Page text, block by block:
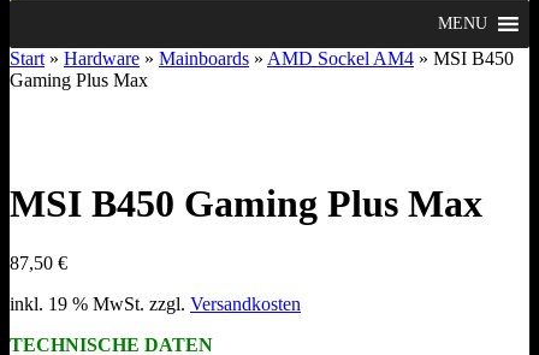
MENU
Start » Hardware » Mainboards » AMD Sockel AM4 » MSI B450
Gaming Plus Max
MSI B450 Gaming Plus Max
87,50 €
inkl. 19 % MwSt. zzgl. Versandkosten
TECHNISCHE DATEN